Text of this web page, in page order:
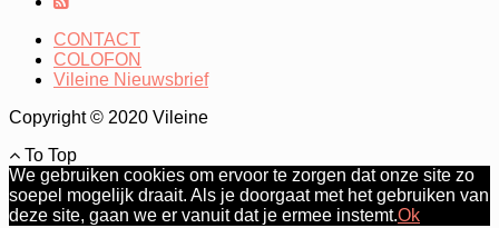
CONTACT
COLOFON
Vileine Nieuwsbrief
Copyright © 2020 Vileine
To Top
We gebruiken cookies om ervoor te zorgen dat onze site zo
soepel mogelijk draait. Als je doorgaat met het gebruiken van
deze site, gaan we er vanuit dat je ermee instemt.Ok